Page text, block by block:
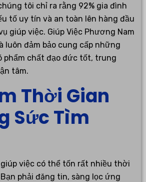
tôi chỉ ra rằng 92% gia đình
tố uy tín và an toàn lên hàng đầu
giúp việc. Giúp Việc Phương Nam
luôn đảm bảo cung cấp những
phẩm chất đạo đức tốt, trung
tâm.
Thời Gian
Sức Tìm
việc có thể tốn rất nhiều thời
phải đăng tin, sàng lọc ứng